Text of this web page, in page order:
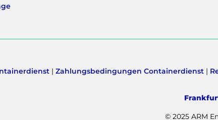
| Zahlungsbedingungen Containerdienst|
© 2025 ARM